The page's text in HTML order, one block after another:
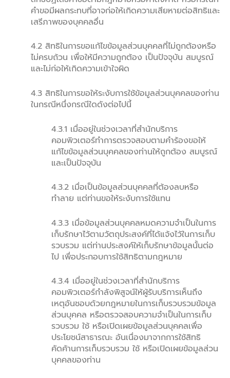
คำขอมีผลกระทบที่อาจก่อให้เกิดความเสียหายต่อสิทธิและ
เสรีภาพของบุคคลอื่น
4.2 สิทธิในการขอแก้ไขข้อมูลส่วนบุคคลที่ไม่ถูกต้องหรือ
ไม่ครบถ้วน เพื่อให้มีความถูกต้อง เป็นปัจจุบัน สมบูรณ์
และไม่ก่อให้เกิดความเข้าใจผิด
4.3 สิทธิในการขอให้ระงับการใช้ข้อมูลส่วนบุคคลของท่าน
ในกรณีหนึ่งกรณีใดดังต่อไปนี้
4.3.1 เมื่ออยู่ในช่วงเวลาที่สำนักบริการ
คอมพิวเตอร์ทำการตรวจสอบตามคำร้องขอให้
แก้ไขข้อมูลส่วนบุคคลของท่านให้ถูกต้อง สมบูรณ์
และเป็นปัจจุบัน
4.3.2 เมื่อเป็นข้อมูลส่วนบุคคลที่ต้องลบหรือ
ทำลาย แต่ท่านขอให้ระงับการใช้แทน
4.3.3 เมื่อข้อมูลส่วนบุคคลหมดความจำเป็นในการ
เก็บรักษาไว้ตามวัตถุประสงค์ที่ได้แจ้งไว้ในการเก็บ
รวบรวม แต่ท่านประสงค์ให้เก็บรักษาข้อมูลนั้นต่อ
ไป เพื่อประกอบการใช้สิทธิตามกฎหมาย
4.3.4 เมื่ออยู่ในช่วงเวลาที่สำนักบริการ
คอมพิวเตอร์กำลังพิสูจน์ให้ผู้รับบริการเห็นถึง
เหตุอันชอบด้วยกฎหมายในการเก็บรวบรวมข้อมูล
ส่วนบุคคล หรือตรวจสอบความจำเป็นในการเก็บ
รวบรวม ใช้ หรือเปิดเผยข้อมูลส่วนบุคคลเพื่อ
ประโยชน์สาธารณะ อันเนื่องมาจากการใช้สิทธิ
คัดค้านการเก็บรวบรวม ใช้ หรือเปิดเผยข้อมูลส่วน
บุคคลของท่าน